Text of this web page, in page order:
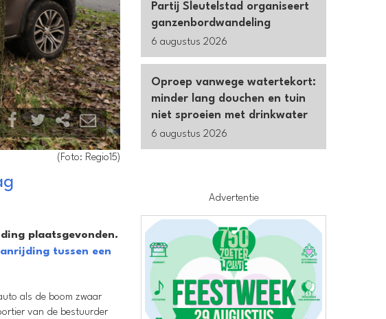
(Foto: Regio15)
plaatsgevonden.
tussen een
als de boom zwaar
van de bestuurder
Partij Sleutelstad organiseert
ganzenbordwandeling
6 augustus 2026
Oproep vanwege watertekort:
minder lang douchen en tuin
niet sproeien met drinkwater
6 augustus 2026
Advertentie